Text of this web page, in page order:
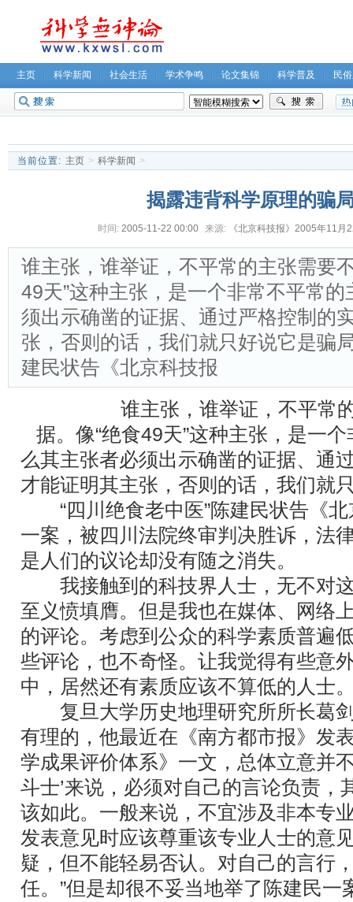
主页 科学新闻 社会生活 学术争鸣 论文集锦 科学普及 民
无神论坛
当前位置: 主页 > 科学新闻 >
揭露违背科学原理的骗
时间: 2005-11-22 00:00 来源: 《北京科技报》2005年11月
谁主张，谁举证，不平常的主张需要
49天”这种主张，是一个非常不平常
须出示确凿的证据、通过严格控制的
张，否则的话，我们就只好说它是骗
建民状告《北京科技报
谁主张，谁举证，不平常的
据。像“绝食49天”这种主张，是一
么其主张者必须出示确凿的证据、通
才能证明其主张，否则的话，我们就
“四川绝食老中医”陈建民状告《北
一案，被四川法院终审判决胜诉，法
是人们的议论却没有随之消失。
我接触到的科技界人士，无不对这
至义愤填膺。但是我也在媒体、网络
的评论。考虑到公众的科学素质普遍
些评论，也不奇怪。让我觉得有些意
中，居然还有素质应该不算低的人士
复旦大学历史地理研究所所长葛剑
有理的，他最近在《南方都市报》发
学成果评价体系》一文，总体立意并
斗士’来说，必须对自己的言论负责，
该如此。一般来说，不宜涉及非本专
发表意见时应该尊重该专业人士的意
疑，但不能轻易否认。对自己的言行
任。”但是却很不妥当地举了陈建民一